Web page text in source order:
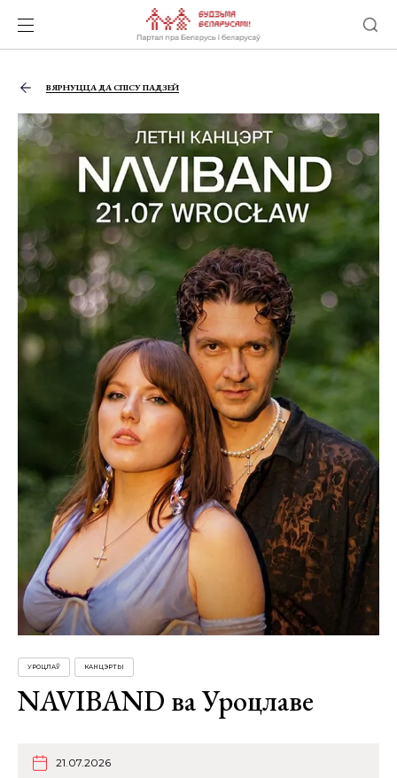
ВЯРНУЦЦА ДА СПІСУ ПАДЗЕЙ
УРОЦЛАЎ КАНЦЭРТЫ
NAVIBAND ва Уроцлаве
21.07.2026